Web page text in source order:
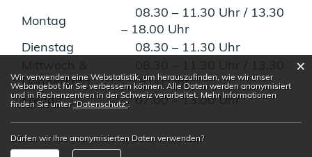
Montag
08.30 – 11.30 Uhr / 13.30
– 18.00 Uhr
Dienstag
08.30 – 11.30 Uhr
Donnerstag
– 16.00 Uhr
Freitag
07.00 – 13.00 Uhr
Webstatistik
Wir verwenden eine Webstatistik, um herauszufinden, wie wir unser
Webangebot für Sie verbessern können. Alle Daten werden anonymisiert
und in Rechenzentren in der Schweiz verarbeitet. Mehr Informationen
finden Sie unter“Datenschutz“.
Dürfen wir Ihre anonymisierten Daten verwenden?
×